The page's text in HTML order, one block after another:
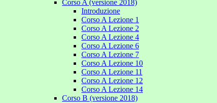
Corso A (versione 2018)
Introduzione
Corso A Lezione 1
Corso A Lezione 2
Corso A Lezione 4
Corso A Lezione 6
Corso A Lezione 7
Corso A Lezione 10
Corso A Lezione 11
Corso A Lezione 12
Corso A Lezione 14
Corso B (versione 2018)